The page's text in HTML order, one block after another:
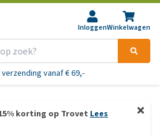
InloggenWinkelwagen
verzending vanaf € 69,-
korting op Trovet Lees